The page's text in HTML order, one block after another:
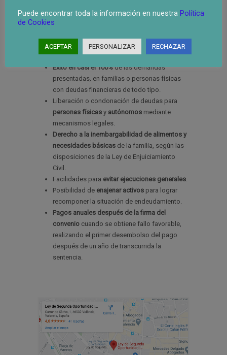
años.
Levantamiento de ejecuciones judiciales
Suspensión de embargoscon los privilegios
que supone esta paralización de bienes.
Éxito en casi el 100%de las demandas
presentadas, en familias o personas físicas
con deudas financieras de todo tipo.
Liberación o condonación de deudas para
personas físicas y autónomos mediante
mecanismos legales.
Derecho a la inembargabilidad de alimentos y
necesidades básicas de la familia, según las
disposiciones de la Ley de Enjuiciamiento
Civil.
Facilidades para evitar ejecuciones generales
Posibilidad de enajenar activos para lograr
recomponer la situación de endeudamiento.
Pagos anuales después de la firma del
convenio cuando se obtiene fallo favorable,
realizando el primer desembolso del pago
después de un año de transcurrida la
sentencia.
Puede encontrar toda la información en nuestra Política
de Cookies
ACEPTAR PERSONALIZAR RECHAZAR